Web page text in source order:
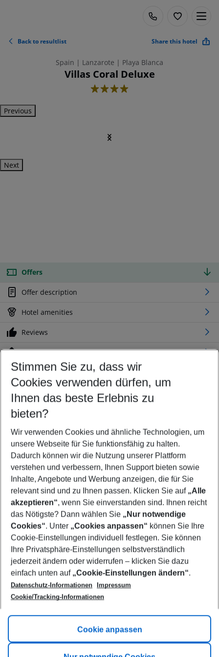
Back to resultlist Share this hotel
Spain | Lanzarote | Playa Blanca
Villas Coral Deluxe
4
Previous
Next
Offers
Offer description
Hotel amenities
Reviews
Location
Customize your offer
Find the perfect deal which suits your best
Your departure airport
Any airport
Select your date range
09/08/26–07/08/27 5-8 nights
Who will travel
2 adults No children
Show more filter
Footer
Footer navigation
Title A
Link A
Stimmen Sie zu, dass wir
Cookies verwenden dürfen, um
Ihnen das beste Erlebnis zu
bieten?
Wir verwenden Cookies und ähnliche Technologien, um
unsere Webseite für Sie funktionsfähig zu halten.
Dadurch können wir die Nutzung unserer Plattform
verstehen und verbessern, Ihnen Support bieten sowie
Inhalte, Angebote und Werbung anzeigen, die für Sie
relevant sind und zu Ihnen passen. Klicken Sie auf „Alle
akzeptieren“, wenn Sie einverstanden sind. Ihnen reicht
das Nötigste? Dann wählen Sie „Nur notwendige
Cookies“. Unter „Cookies anpassen“ können Sie Ihre
Cookie-Einstellungen individuell festlegen. Sie können
Ihre Privatsphäre-Einstellungen selbstverständlich
jederzeit ändern oder widerrufen – klicken Sie dazu
einfach unten auf „Cookie-Einstellungen ändern“.
Datenschutz-Informationen
Impressum
Cookie/Tracking-Informationen
Cookie anpassen